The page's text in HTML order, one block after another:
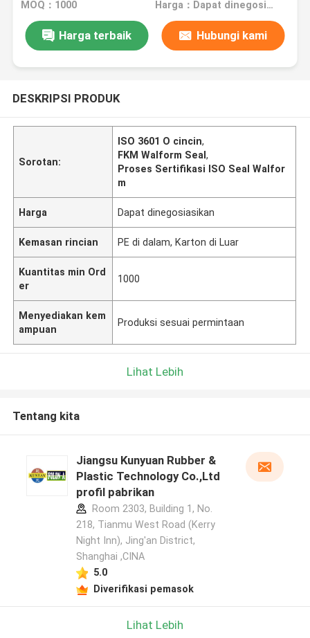
MOQ：1000 Harga：Dapat dinegosiasikan
Harga terbaik Hubungi kami
DESKRIPSI PRODUK
Sorotan:
ISO 3601 O cincin,
FKM Walform Seal,
Proses Sertifikasi ISO Seal Walfor
m
Harga Dapat dinegosiasikan
Kemasan rincian PE di dalam, Karton di Luar
Kuantitas min Ord
er
1000
Menyediakan kem
ampuan
Produksi sesuai permintaan
Lihat Lebih
Tentang kita
Jiangsu Kunyuan Rubber &
Plastic Technology Co.,Ltd
profil pabrikan
Room 2303, Building 1, No.
218, Tianmu West Road (Kerry
Night Inn), Jing'an District,
Shanghai ,CINA
5.0
Diverifikasi pemasok
Lihat Lebih